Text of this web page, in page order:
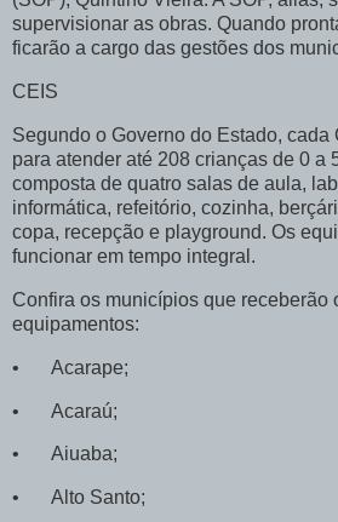
supervisionar as obras. Quando
ficarão a cargo das gestões dos
CEIS
Segundo o Governo do Estado, cada
para atender até 208 crianças de 0 a
composta de quatro salas de aula,
informática, refeitório, cozinha,
copa, recepção e playground. Os
funcionar em tempo integral.
Confira os municípios que receberão
equipamentos:
• Acarape;
• Acaraú;
• Aiuaba;
• Alto Santo;